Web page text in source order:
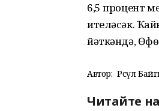
6,5 процент
ителәсәк.
йәткәндә,
Автор: Рәсүл
Читайте